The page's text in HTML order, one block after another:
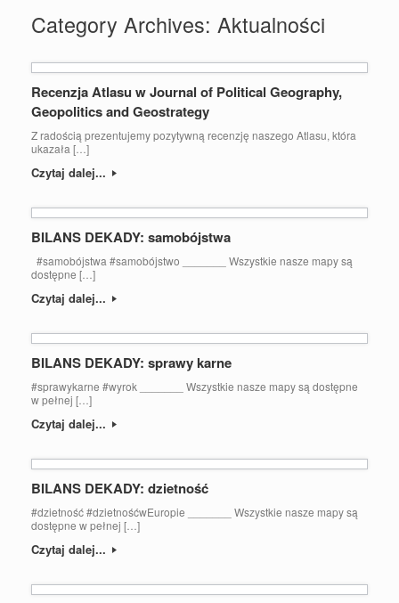
Category Archives: Aktualności
Recenzja Atlasu w Journal of Political Geography,
Geopolitics and Geostrategy
Z radością prezentujemy pozytywną recenzję naszego Atlasu, która
ukazała […]
Czytaj dalej...
BILANS DEKADY: samobójstwa
#samobójstwa #samobójstwo _______ Wszystkie nasze mapy są
dostępne […]
Czytaj dalej...
BILANS DEKADY: sprawy karne
#sprawykarne #wyrok _______ Wszystkie nasze mapy są dostępne
w pełnej […]
Czytaj dalej...
BILANS DEKADY: dzietność
#dzietność #dzietnośćwEuropie _______ Wszystkie nasze mapy są
dostępne w pełnej […]
Czytaj dalej...